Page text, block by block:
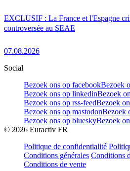
EXCLUSIF : La France et l'Espagne
controversée au SEAE
07.08.2026
Social
Bezoek ons op facebookBezoek
Bezoek ons op linkedinBezoek
Bezoek ons op rss-feedBezoek
Bezoek ons op mastodonBezoek
Bezoek ons op blueskyBezoek
© 2026 Euractiv FR
Politique de confidentialité
Conditions générales Conditions
Conditions de vente